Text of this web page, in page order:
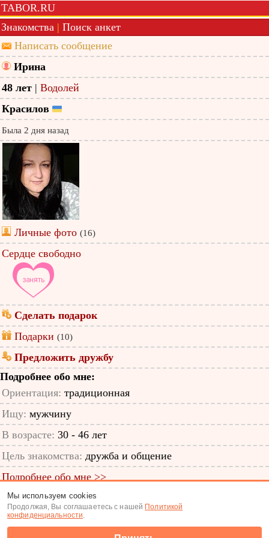
TABOR.RU
Знакомства | Поиск анкет
Написать сообщение
Ирина
48 лет | Водолей
Красилов
Была 2 дня назад
Личные фото (16)
Сердце свободно
Сделать подарок
Подарки (10)
Предложить дружбу
Подробнее обо мне:
Ориентация: традиционная
Ищу: мужчину
В возрасте: 30 - 46 лет
Цель знакомства: дружба и общение
Подробнее обо мне >>
ID анкеты: 12317808
Знакомства|Поиск анкет
Мы используем cookies
Продолжая, Вы соглашаетесь с нашей Политикой
конфиденциальности.